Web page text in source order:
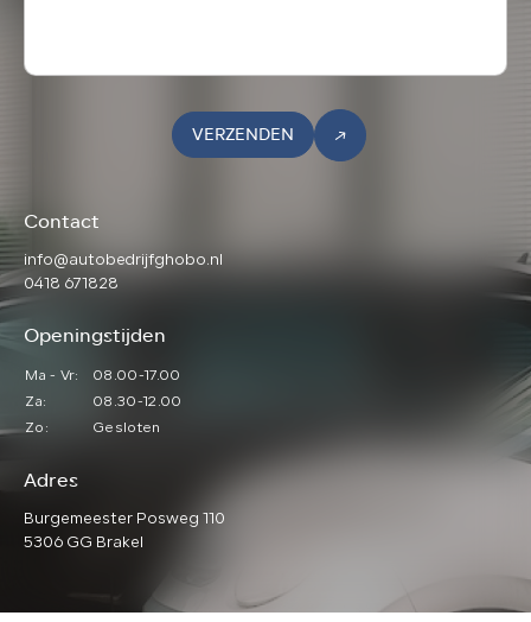
VERZENDEN
Contact
info@autobedrijfghobo.nl
0418 671828
Openingstijden
Ma - Vr:
08.00-17.00
Za:
08.30-12.00
Zo:
Gesloten
Adres
Burgemeester Posweg 110
5306 GG Brakel